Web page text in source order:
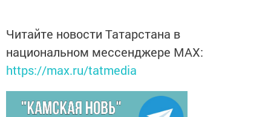
Читайте новости Татарстана в
национальном мессенджере MАХ:
https://max.ru/tatmedia